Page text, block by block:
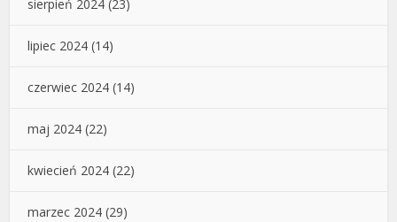
sierpień 2024 (23)
lipiec 2024 (14)
czerwiec 2024 (14)
maj 2024 (22)
kwiecień 2024 (22)
marzec 2024 (29)